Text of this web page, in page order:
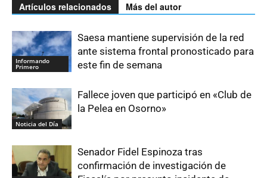
Artículos relacionados Más del autor
Informando
Primero
Saesa mantiene supervisión de la red
ante sistema frontal pronosticado para
este fin de semana
Noticia del Día
Fallece joven que participó en «Club de
la Pelea en Osorno»
Senador Fidel Espinoza tras
confirmación de investigación de